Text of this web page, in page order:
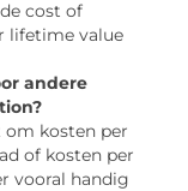
cost of
lifetime value
andere
om kosten per
of kosten per
vooral handig